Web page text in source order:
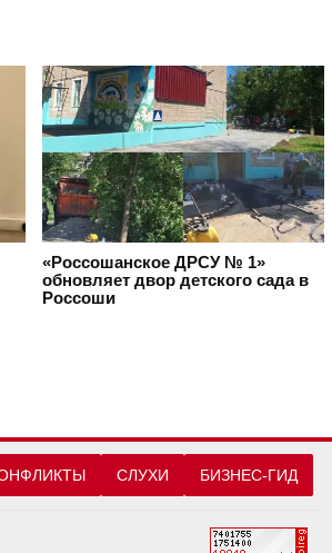
«Россошанское ДРСУ № 1»
обновляет двор детского сада в
Россоши
СЛУХИ БИЗНЕС-ГИД